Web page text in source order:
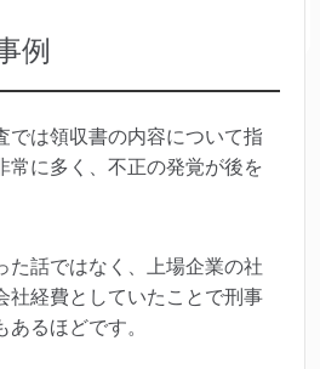
例
では領収書の内容について指
常に多く、不正の発覚が後を
た話ではなく、上場企業の社
社経費としていたことで刑事
るほどです。